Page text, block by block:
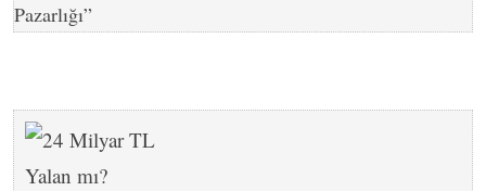
Pazarlığı”